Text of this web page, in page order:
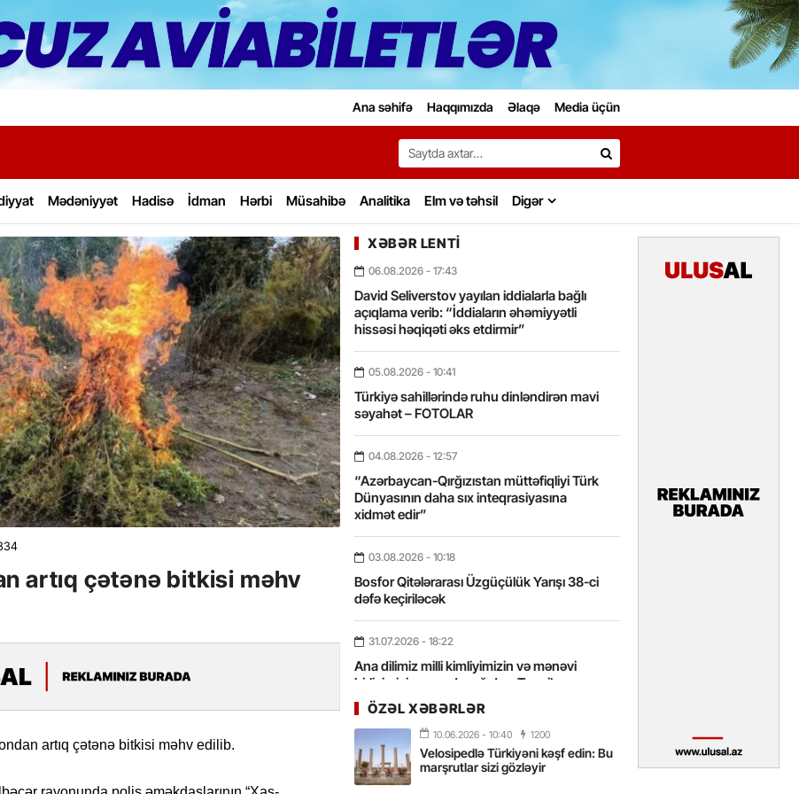
Ana səhifə Haqqımızda Əlaqə Media üçün
Search…
Mədəniyyət Hadisə İdman Hərbi Müsahibə Analitika Elm və təhsil Digər
artıq çətənə bitkisi məhv
artıq çətənə bitkisi məhv edilib.
XƏBƏR LENTI
06.08.2026 - 17:43
David Seliverstov yayılan iddialarla bağlı
açıqlama verib: “İddiaların əhəmiyyətli
hissəsi həqiqəti əks etdirmir”
05.08.2026 - 10:41
Türkiyə sahillərində ruhu dinləndirən mavi
səyahət – FOTOLAR
04.08.2026 - 12:57
“Azərbaycan-Qırğızıstan müttəfiqliyi Türk
Dünyasının daha sıx inteqrasiyasına
xidmət edir”
03.08.2026 - 10:18
Bosfor Qitələrarası Üzgüçülük Yarışı 38-ci
dəfə keçiriləcək
31.07.2026 - 18:22
Ana dilimiz milli kimliyimizin və mənəvi
birliyimizin əsas dayağıdır – Tənzilə
Rüstəmxanlı
31.07.2026 - 16:58
Tarixin axarını yalnız böyük liderlər dəyişir
ÖZƏL XƏBƏRLƏR
10.06.2026 - 10:40 1200
Velosipedlə Türkiyəni kəşf edin: Bu
marşrutlar sizi gözləyir